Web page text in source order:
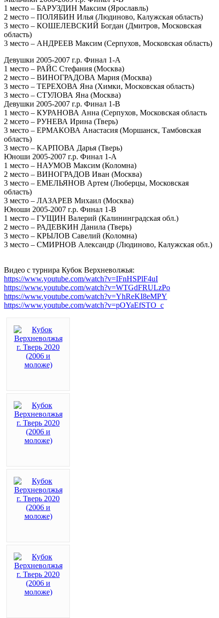
1 место – БАРУЗДИН Максим (Ярославль)
2 место – ПОЛЯБИН Илья (Людиново, Калужская область)
3 место – КОШЕЛЕВСКИЙ Богдан (Дмитров, Московская
область)
3 место – АНДРЕЕВ Максим (Серпухов, Московская область)
Девушки 2005-2007 г.р. Финал 1-А
1 место – РАЙС Стефания (Москва)
2 место – ВИНОГРАДОВА Мария (Москва)
3 место – ТЕРЕХОВА Яна (Химки, Московская область)
3 место – СТУЛОВА Яна (Москва)
Девушки 2005-2007 г.р. Финал 1-В
1 место – КУРАНОВА Анна (Серпухов, Московская область
2 мсето – РУНЕВА Ирина (Тверь)
3 место – ЕРМАКОВА Анастасия (Моршанск, Тамбовская
область)
3 место – КАРПОВА Дарья (Тверь)
Юноши 2005-2007 г.р. Финал 1-А
1 место – НАУМОВ Максим (Коломна)
2 место – ВИНОГРАДОВ Иван (Москва)
3 место – ЕМЕЛЬЯНОВ Артем (Люберцы, Московская
область)
3 место – ЛАЗАРЕВ Михаил (Москва)
Юноши 2005-2007 г.р. Финал 1-В
1 место – ГУЩИН Валерий (Калининградская обл.)
2 место – РАДЕВКИН Данила (Тверь)
3 место – КРЫЛОВ Савелий (Коломна)
3 место – СМИРНОВ Александр (Людиново, Калужская обл.)
Видео с турнира Кубок Верхневолжья:
https://www.youtube.com/watch?v=IFnHSPlF4uI
https://www.youtube.com/watch?v=WTGdFRULzPo
https://www.youtube.com/watch?v=YhReKI8eMPY
https://www.youtube.com/watch?v=pOYaEfSTO_c